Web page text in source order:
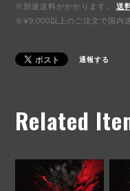
※別途送料がかかります。
送
※¥9,000以上のご注文で国内
通報する
Related